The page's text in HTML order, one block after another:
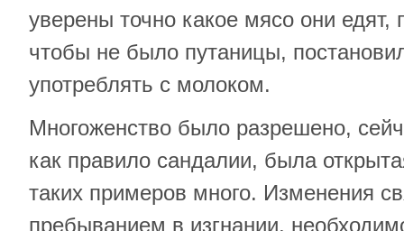
уверены точно какое мясо они едят,
чтобы не было путаницы,
употреблять с молоком.
Многоженство было разрешено,
как правило сандалии, была
таких примеров много. Изменения
пребыванием в изгнании,